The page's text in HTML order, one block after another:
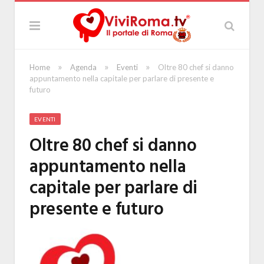
Home » Agenda » Eventi »
Oltre 80 chef si danno
appuntamento nella capitale per parlare di presente e
futuro
EVENTI
Oltre 80 chef si danno
appuntamento nella
capitale per parlare di
presente e futuro